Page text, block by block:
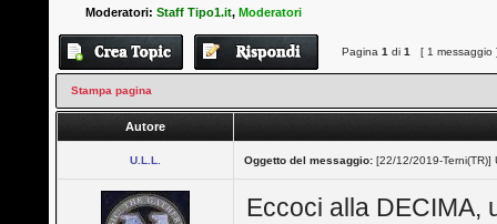
Moderatori:Staff Tipo1.it,Moderatori
Pagina1 di1 [ 1 messaggio
Stampa pagina
Autore
U.L.L. Oggetto del messaggio: [22/12/2019-
Eccoci alla DECIMA,